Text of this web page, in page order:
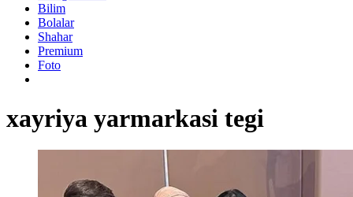
Bilim
Bolalar
Shahar
Premium
Foto
xayriya yarmarkasi tegi